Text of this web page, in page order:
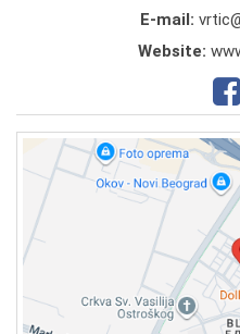
E-mail:
Website: